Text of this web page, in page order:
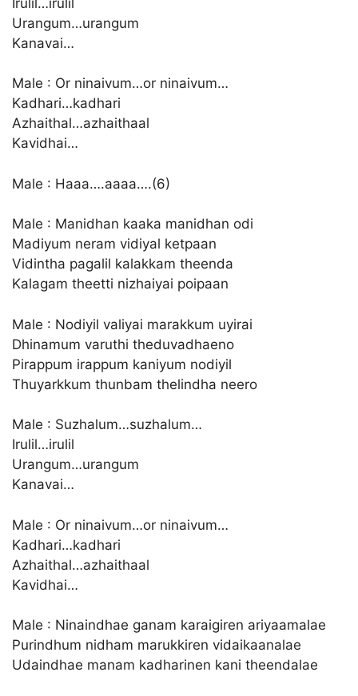
Urangum…urangum
Kanavai…
Male : Or ninaivum…or ninaivum…
Kadhari…kadhari
Azhaithal…azhaithaal
Kavidhai…
Male : Haaa….aaaa….(6)
Male : Manidhan kaaka manidhan odi
Madiyum neram vidiyal ketpaan
Vidintha pagalil kalakkam theenda
Kalagam theetti nizhaiyai poipaan
Male : Nodiyil valiyai marakkum uyirai
Dhinamum varuthi theduvadhaeno
Pirappum irappum kaniyum nodiyil
Thuyarkkum thunbam thelindha neero
Male : Suzhalum…suzhalum…
Irulil…irulil
Urangum…urangum
Kanavai…
Male : Or ninaivum…or ninaivum…
Kadhari…kadhari
Azhaithal…azhaithaal
Kavidhai…
Male : Ninaindhae ganam karaigiren ariyaamalae
Purindhum nidham marukkiren vidaikaanalae
Udaindhae manam kadharinen kani theendalae